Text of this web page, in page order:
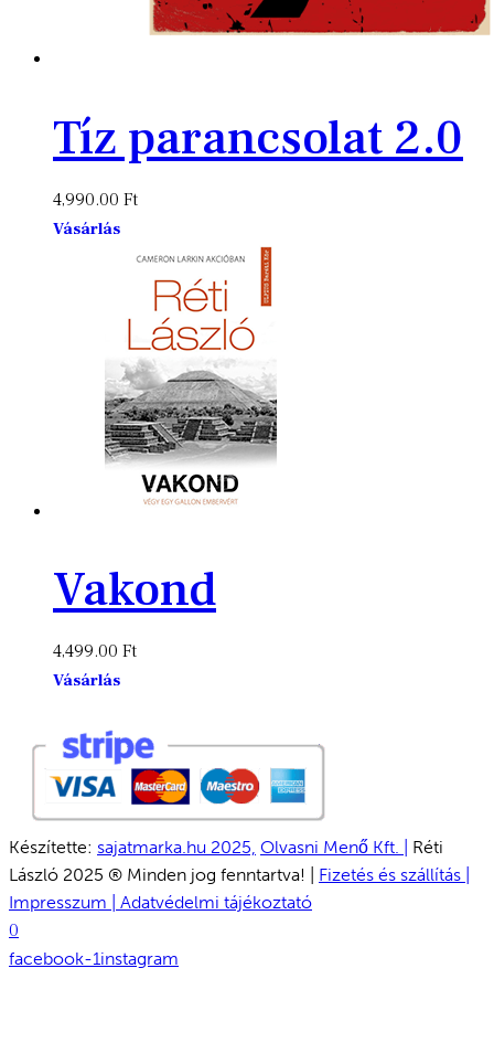
Tíz parancsolat 2.0
4,990.00 Ft
Vásárlás
Vakond
4,499.00 Ft
Vásárlás
Készítette: sajatmarka.hu 2025, Olvasni Menő Kft. |
Réti
László 2025 ® Minden jog fenntartva! | Fizetés és szállítás |
Impresszum | Adatvédelmi tájékoztató
0
facebook-1instagram